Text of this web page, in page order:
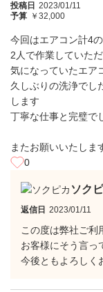
投稿日 2023/01/11
予算 ￥32,000
今回はエアコン計4
2人で作業していた
気になっていたエア
久しぶりの洗浄でし
します
丁寧な仕事と完璧で
またお願いいたしま
0
ソク
返信日 2023/01/11
この度は弊社ご利
お客様にそう言っ
今後ともよろしく